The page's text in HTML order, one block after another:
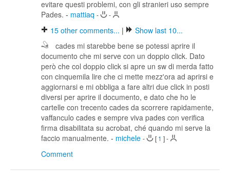
evitare questi problemi, con gli stranieri uso sempre
Pades. - mattiaq - -
15 other comments... |
Show last 10...
cades mi starebbe bene se potessi aprire il
documento che mi serve con un doppio click. Dato
però che col doppio click si apre un sw di merda fatto
con cinquemila lire che ci mette mezz'ora ad aprirsi e
aggiornarsi e mi obbliga a fare altri due click in posti
diversi per aprire il documento, e dato che ho le
cartelle con trecento cades da scorrere rapidamente,
vaffanculo cades e sempre viva pades con verifica
firma disabilitata su acrobat, ché quando mi serve la
faccio manualmente. - michele - [ 1 ]-
Comment